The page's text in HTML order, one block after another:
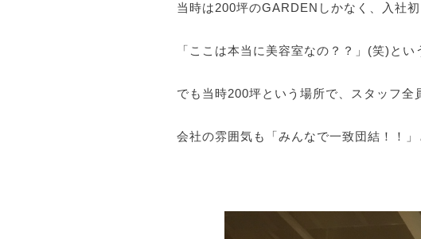
当時は200坪のGARDENしかなく、入社
「ここは本当に美容室なの？？」(笑)とい
でも当時200坪という場所で、スタッフ全
会社の雰囲気も「みんなで一致団結！！